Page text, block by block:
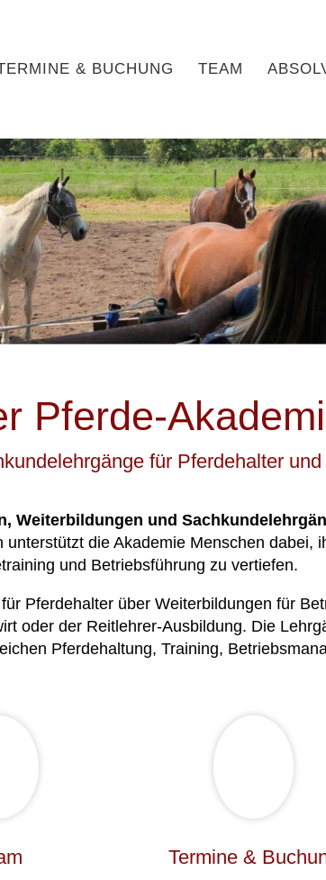
& BUCHUNG TEAM
Pferde-
für Pferdehalter
Weiterbildungen und
die Akademie Menschen dabei,
und Betriebsführung zu vertiefen.
Pferdehalter über Weiterbildungen für
oder der Reitlehrer-Ausbildung. Die
Pferdehaltung, Training,
Termine &